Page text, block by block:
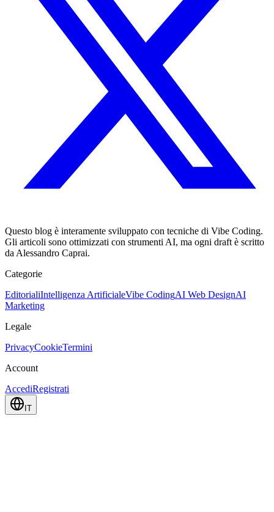
Questo blog è interamente sviluppato con tecniche di Vibe Coding.
Gli articoli sono ottimizzati con strumenti AI, ma ogni draft è scritto
da Alessandro Caprai.
Categorie
EditorialiIntelligenza ArtificialeVibe CodingAI Web DesignAI
Marketing
Legale
PrivacyCookieTermini
Account
AccediRegistrati
IT